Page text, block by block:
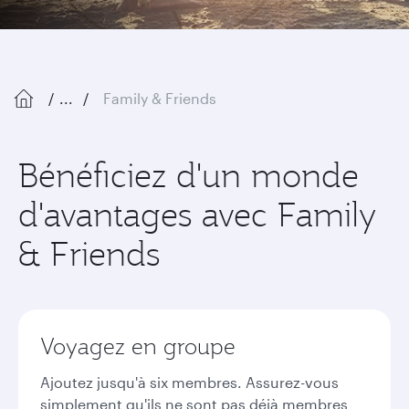
... Family & Friends
Bénéficiez d'un monde
d'avantages avec Family
& Friends
Voyagez en groupe
Ajoutez jusqu'à six membres. Assurez-vous
simplement qu'ils ne sont pas déjà membres